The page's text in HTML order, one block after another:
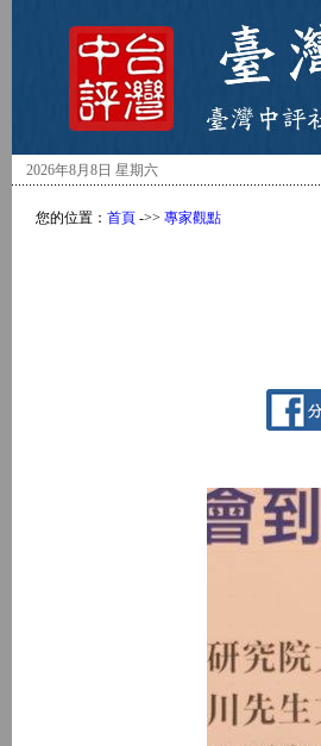
2026年8月8日 星期六
您的位置： 首頁 ->> 專家觀點